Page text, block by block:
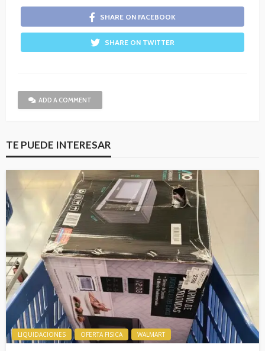
SHARE ON FACEBOOK
SHARE ON TWITTER
ADD A COMMENT
TE PUEDE INTERESAR
LIQUIDACIONES OFERTA FISICA WALMART